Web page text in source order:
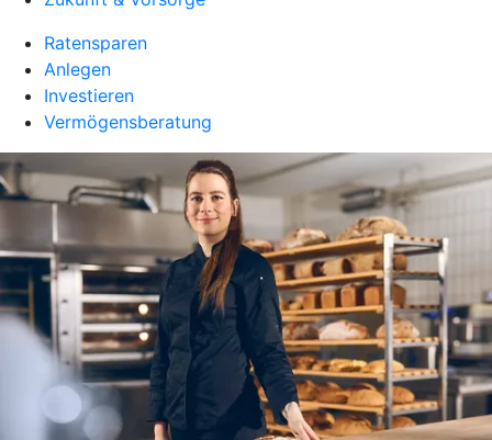
Ratensparen
Anlegen
Investieren
Vermögensberatung